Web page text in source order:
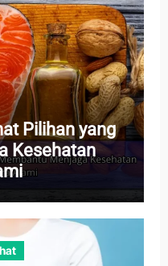
Pilihan yang
Kesehatan